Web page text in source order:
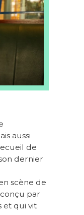
aussi
de
dernier
scène de
par
et qui vit